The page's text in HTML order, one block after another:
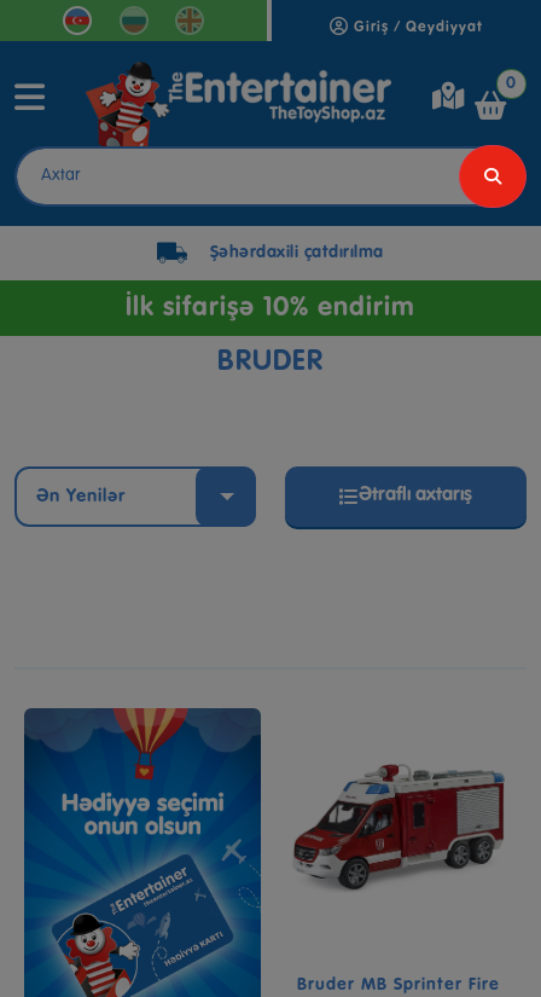
Giriş / Qeydiyyat
0
Şəhərdaxili çatdırılma
İlk sifarişə 10% endirim
BRUDER
Ən Yenilər Ətraflı axtarış
Bruder MB Sprinter Fire